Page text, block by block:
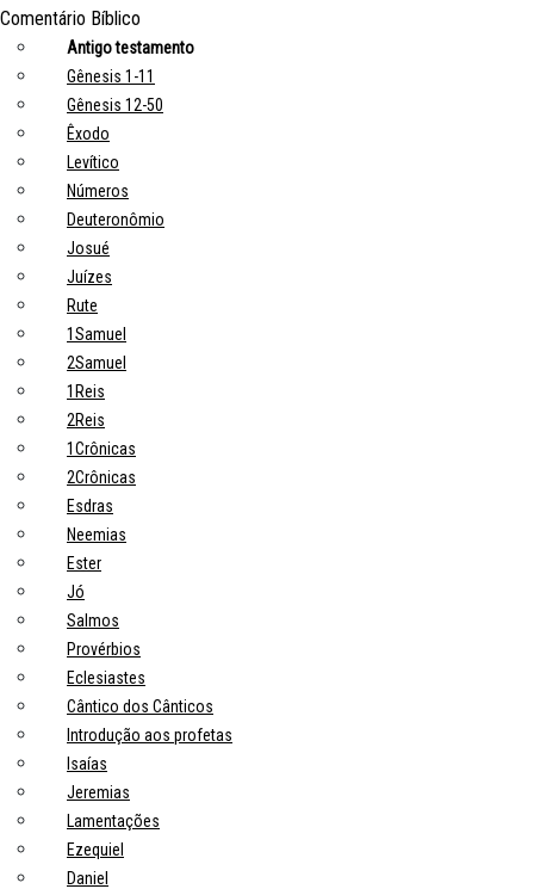
Comentário Bíblico
Antigo testamento
Gênesis 1-11
Gênesis 12-50
Êxodo
Levítico
Números
Deuteronômio
Josué
Juízes
Rute
1Samuel
2Samuel
1Reis
2Reis
1Crônicas
2Crônicas
Esdras
Neemias
Ester
Jó
Salmos
Provérbios
Eclesiastes
Cântico dos Cânticos
Introdução aos profetas
Isaías
Jeremias
Lamentações
Ezequiel
Daniel